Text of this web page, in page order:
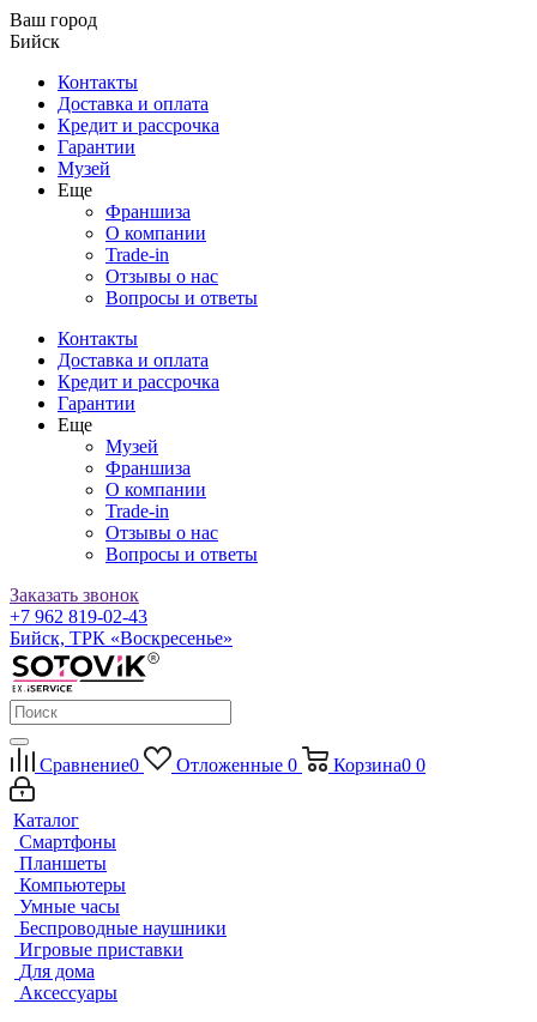
Ваш город
Бийск
Контакты
Доставка и оплата
Кредит и рассрочка
Гарантии
Музей
Еще
Франшиза
О компании
Trade-in
Отзывы о нас
Вопросы и ответы
Контакты
Доставка и оплата
Кредит и рассрочка
Гарантии
Еще
Музей
Франшиза
О компании
Trade-in
Отзывы о нас
Вопросы и ответы
Заказать звонок
+7 962 819-02-43
Бийск, ТРК «Воскресенье»
Сравнение0 Отложенные 0 Корзина0 0
Каталог
Смартфоны
Планшеты
Компьютеры
Умные часы
Беспроводные наушники
Игровые приставки
Для дома
Аксессуары